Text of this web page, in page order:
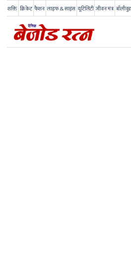
शक्ति क्रिकेट फैशन लाइफ & साइंस यूटिलिटी जीवन मंत्र बॉलीवुड